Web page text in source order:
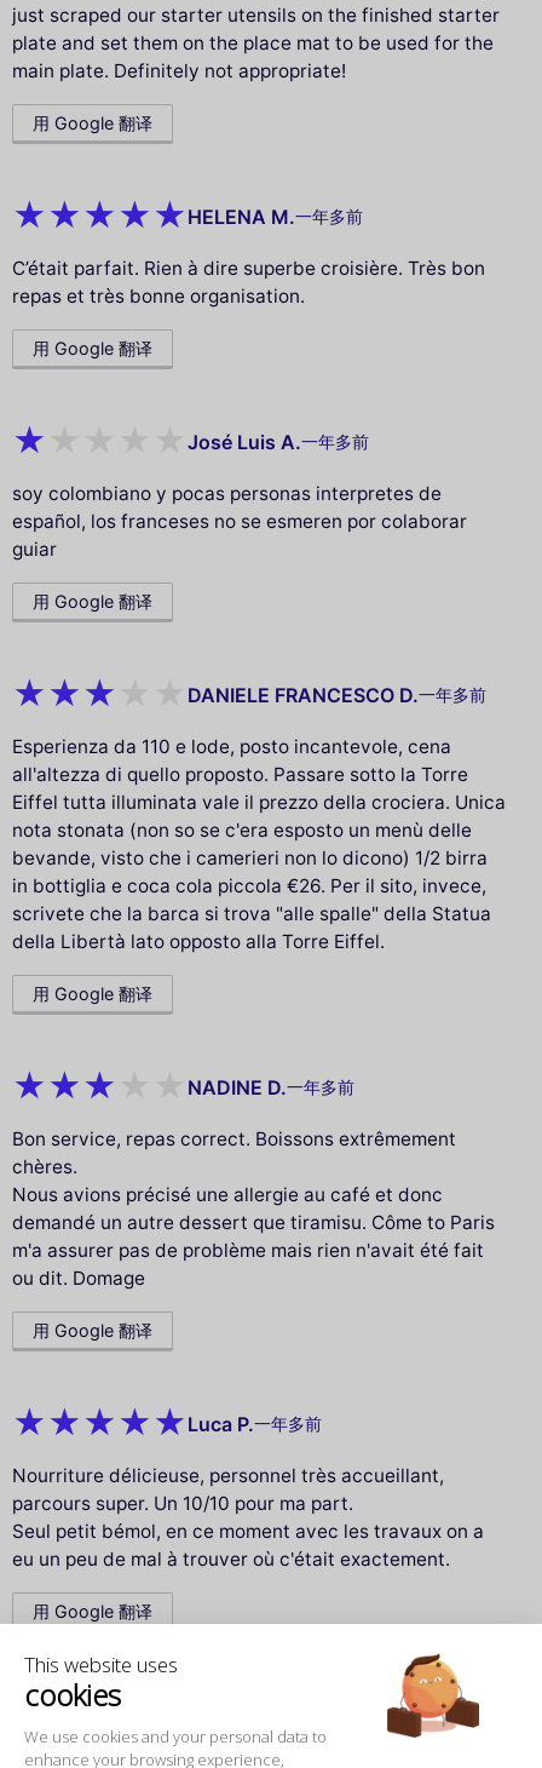
This website uses
cookies
We use cookies and your personal data to
enhance your browsing experience,
just scraped our starter utensils on the finished starter
plate and set them on the place mat to be used for the
main plate. Definitely not appropriate!
用 Google 翻译
HELENA M.一年多前
C’était parfait. Rien à dire superbe croisière. Très bon
repas et très bonne organisation.
用 Google 翻译
José Luis A.一年多前
soy colombiano y pocas personas interpretes de
español, los franceses no se esmeren por colaborar
guiar
用 Google 翻译
DANIELE FRANCESCO D.一年多前
Esperienza da 110 e lode, posto incantevole, cena
all'altezza di quello proposto. Passare sotto la Torre
Eiffel tutta illuminata vale il prezzo della crociera. Unica
nota stonata (non so se c'era esposto un menù delle
bevande, visto che i camerieri non lo dicono) 1/2 birra
in bottiglia e coca cola piccola €26. Per il sito, invece,
scrivete che la barca si trova "alle spalle" della Statua
della Libertà lato opposto alla Torre Eiffel.
用 Google 翻译
NADINE D.一年多前
Bon service, repas correct. Boissons extrêmement
chères.
Nous avions précisé une allergie au café et donc
demandé un autre dessert que tiramisu. Côme to Paris
m'a assurer pas de problème mais rien n'avait été fait
ou dit. Domage
用 Google 翻译
Luca P.一年多前
Nourriture délicieuse, personnel très accueillant,
parcours super. Un 10/10 pour ma part.
Seul petit bémol, en ce moment avec les travaux on a
eu un peu de mal à trouver où c'était exactement.
用 Google 翻译
Great food and amazing views